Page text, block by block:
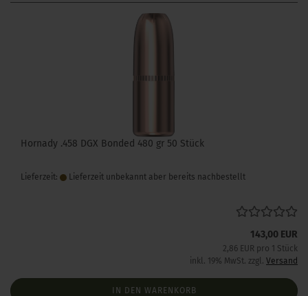
Hornady .458 DGX Bonded 480 gr 50 Stück
Lieferzeit: Lieferzeit unbekannt aber bereits nachbestellt
143,00 EUR
2,86 EUR pro 1 Stück
inkl. 19% MwSt. zzgl. Versand
IN DEN WARENKORB